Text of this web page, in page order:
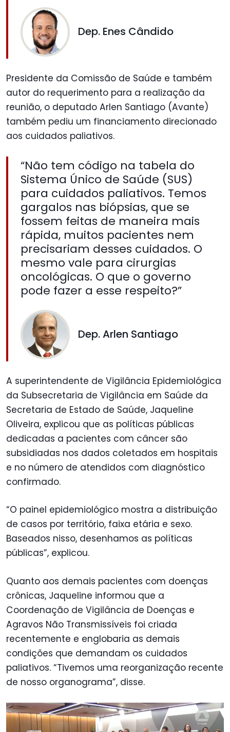
Dep. Enes Cândido
Presidente da Comissão de Saúde e também
autor do requerimento para a realização da
reunião, o deputado Arlen Santiago (Avante)
também pediu um financiamento direcionado
aos cuidados paliativos.
“Não tem código na tabela do
Sistema Único de Saúde (SUS)
para cuidados paliativos. Temos
gargalos nas biópsias, que se
fossem feitas de maneira mais
rápida, muitos pacientes nem
precisariam desses cuidados. O
mesmo vale para cirurgias
oncológicas. O que o governo
pode fazer a esse respeito?”
Dep. Arlen Santiago
A superintendente de Vigilância Epidemiológica
da Subsecretaria de Vigilância em Saúde da
Secretaria de Estado de Saúde, Jaqueline
Oliveira, explicou que as políticas públicas
dedicadas a pacientes com câncer são
subsidiadas nos dados coletados em hospitais
e no número de atendidos com diagnóstico
confirmado.
“O painel epidemiológico mostra a distribuição
de casos por território, faixa etária e sexo.
Baseados nisso, desenhamos as políticas
públicas”, explicou.
Quanto aos demais pacientes com doenças
crônicas, Jaqueline informou que a
Coordenação de Vigilância de Doenças e
Agravos Não Transmissíveis foi criada
recentemente e englobaria as demais
condições que demandam os cuidados
paliativos. “Tivemos uma reorganização recente
de nosso organograma”, disse.